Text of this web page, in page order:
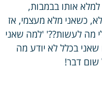
למלא אותו בבמבות,
כשאני מלא מעצמי, אז
מה לעשות??' 'למה שאני
בכלל לא יודע מה
שום דבר!